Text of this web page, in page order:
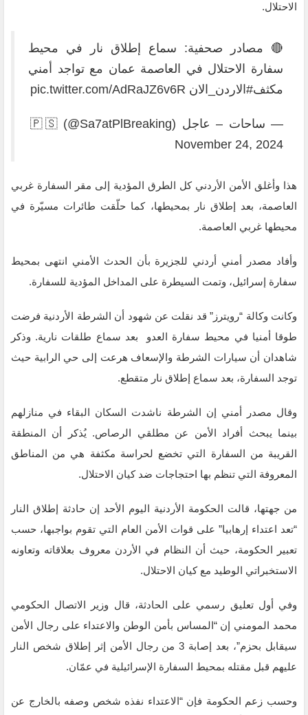
الاحتلال.
🔴 مصادر صحفية: سماع إطلاق نار في محيط
سفارة الاحتلال في العاصمة عمان مع تواجد أمني
مكثف#الاردن_الان pic.twitter.com/AdRaJZ6v6R
— ساحات – عاجل 🇵🇸 (@Sa7atPlBreaking)
November 24, 2024
هذا وأغلق الأمن الأردني كل الطرق المؤدية إلى مقر السفارة غربي
العاصمة، بعد إطلاق نار بمحيطها، كما حلّقت طائرات مسيّرة في
محيطها غربي العاصمة.
وأفاد مصدر أمني أردني للجزيرة بأن الحدث الأمني انتهى بمحيط
سفارة إسرائيل، وتمت السيطرة على المداخل المؤدية للسفارة.
وكانت وكالة “رويترز” قد نقلت عن شهود أن الشرطة الأردنية فرضت
طوقا أمنيا في محيط سفارة العدو بعد سماع طلقات نارية. وذكر
شاهدان أن سيارات الشرطة والإسعاف هرعت إلى حي الرابية حيث
توجد السفارة، بعد سماع إطلاق نار متقطع.
وقال مصدر أمني إن الشرطة ناشدت السكان البقاء في منازلهم
بينما يبحث أفراد الأمن عن مطلقي الرصاص. يُذكر أن المنطقة
القريبة من السفارة التي تخضع لحراسة مكثفة هي من المناطق
المعروفة التي تنظم بها احتجاجات ضد كيان الاحتلال.
من جهتها، قالت الحكومة الأردنية اليوم الأحد إن حادثة إطلاق النار
“تعد اعتداء إرهابيا” على قوات الأمن العام التي تقوم بواجبها، حسب
تعبير الحكومة، حيث أن النظام في الأردن معروف بعلاقاته وتعاونه
الاستخبراتي الوطيد مع كيان الاحتلال.
وفي أول تعليق رسمي على الحادثة، قال وزير الاتصال الحكومي
محمد المومني إن “المساس بأمن الوطن والاعتداء على رجال الأمن
سيقابل بحزم”، بعد إصابة 3 من رجال الأمن إثر إطلاق شخص النار
عليهم قبل مقتله بمحيط السفارة الإسرائيلية في عمّان.
وحسب زعم الحكومة فإن “الاعتداء نفذه شخص وصفه بالخارج عن